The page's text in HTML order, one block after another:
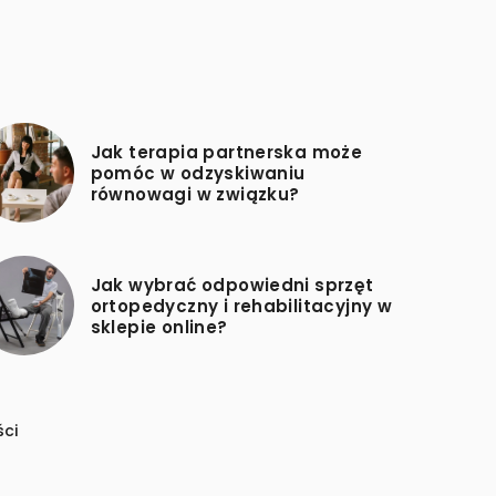
Jak terapia partnerska może
pomóc w odzyskiwaniu
równowagi w związku?
Jak wybrać odpowiedni sprzęt
ortopedyczny i rehabilitacyjny w
sklepie online?